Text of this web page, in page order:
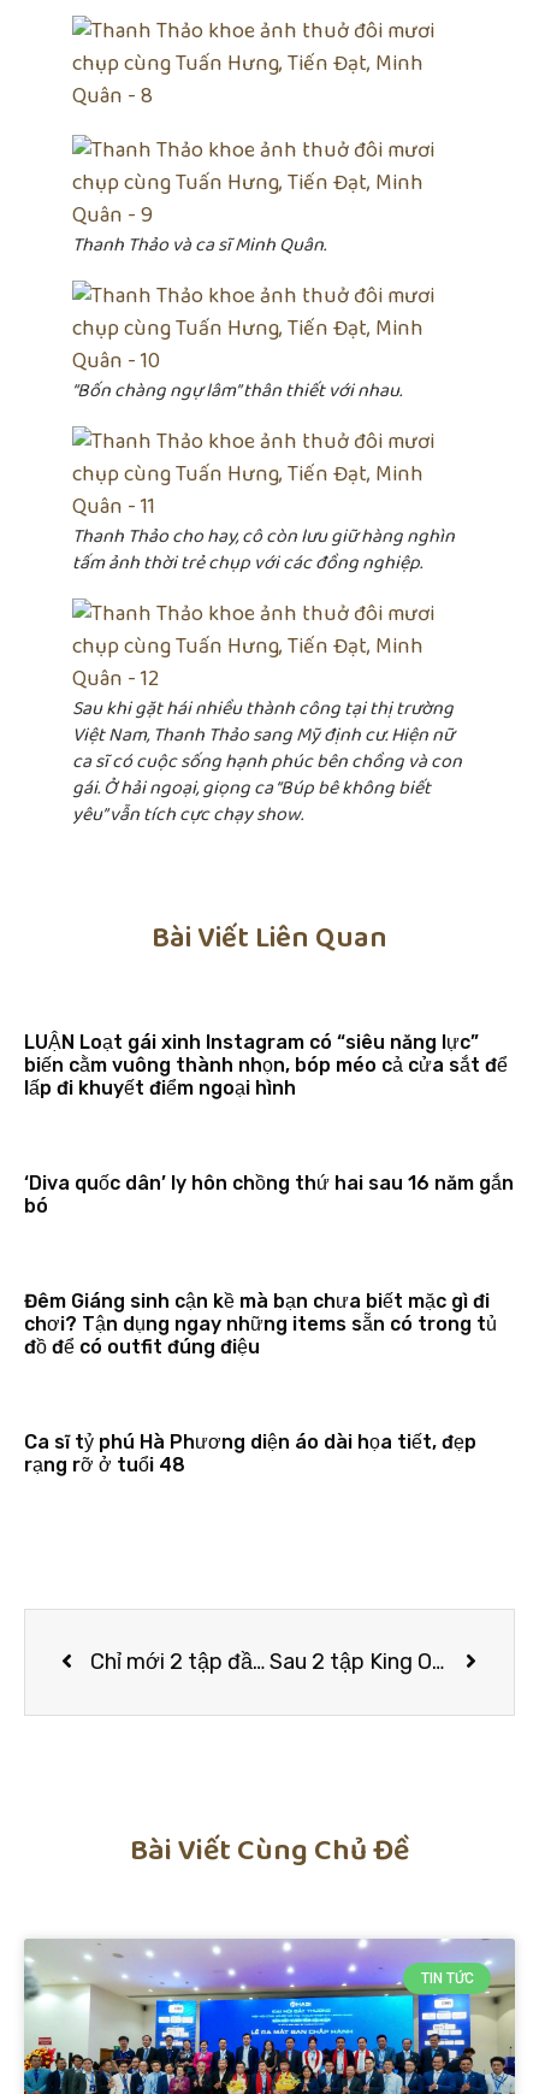
Thanh Thảo và ca sĩ Minh Quân.
“Bốn chàng ngự lâm” thân thiết với nhau.
Thanh Thảo cho hay, cô còn lưu giữ hàng nghìn
tấm ảnh thời trẻ chụp với các đồng nghiệp.
Sau khi gặt hái nhiều thành công tại thị trường
Việt Nam, Thanh Thảo sang Mỹ định cư. Hiện nữ
ca sĩ có cuộc sống hạnh phúc bên chồng và con
gái. Ở hải ngoại, giọng ca “Búp bê không biết
yêu” vẫn tích cực chạy show.
Bài Viết Liên Quan
LUẬN Loạt gái xinh Instagram có “siêu năng lực”
biến cằm vuông thành nhọn, bóp méo cả cửa sắt để
lấp đi khuyết điểm ngoại hình
‘Diva quốc dân’ ly hôn chồng thứ hai sau 16 năm gắn
bó
Đêm Giáng sinh cận kề mà bạn chưa biết mặc gì đi
chơi? Tận dụng ngay những items sẵn có trong tủ
đồ để có outfit đúng điệu
Ca sĩ tỷ phú Hà Phương diện áo dài họa tiết, đẹp
rạng rỡ ở tuổi 48
Chỉ mới 2 tập đầu, King of Rap đã tạo ‘những cơn địa chấn’ nhờ vào các điểm nhấn: Màn trình diễn viral và thực tài của thí sinh Sau 2 tập King Of Rap, HLV Datmaniac khiến fan thán phục vì nhận xét chuẩn chuyên môn, đầy khí chất
Bài Viết Cùng Chủ Đề
TIN TỨC